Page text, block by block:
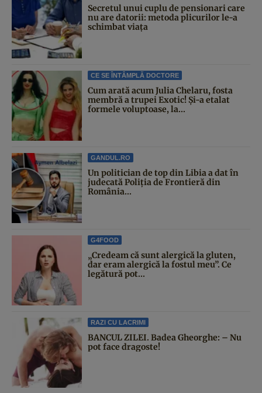
Secretul unui cuplu de pensionari care
nu are datorii: metoda plicurilor le-a
schimbat viața
CE SE ÎNTÂMPLĂ DOCTORE
Cum arată acum Julia Chelaru, fosta
membră a trupei Exotic! Și-a etalat
formele voluptoase, la...
GANDUL.RO
Un politician de top din Libia a dat în
judecată Poliția de Frontieră din
România...
G4FOOD
„Credeam că sunt alergică la gluten,
dar eram alergică la fostul meu”. Ce
legătură pot...
RAZI CU LACRIMI
BANCUL ZILEI. Badea Gheorghe: – Nu
pot face dragoste!